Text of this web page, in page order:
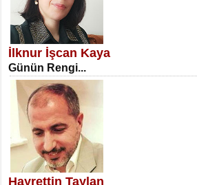
SATILMIŞ ÜMİT ÇETİNKAYA
Erkenlik...
NECLA DİLEK ARSLAN
Öğretmenler Günü Mahkemesi...
İlknur İşcan Kaya
Günün Rengi...
Hayrettin Taylan